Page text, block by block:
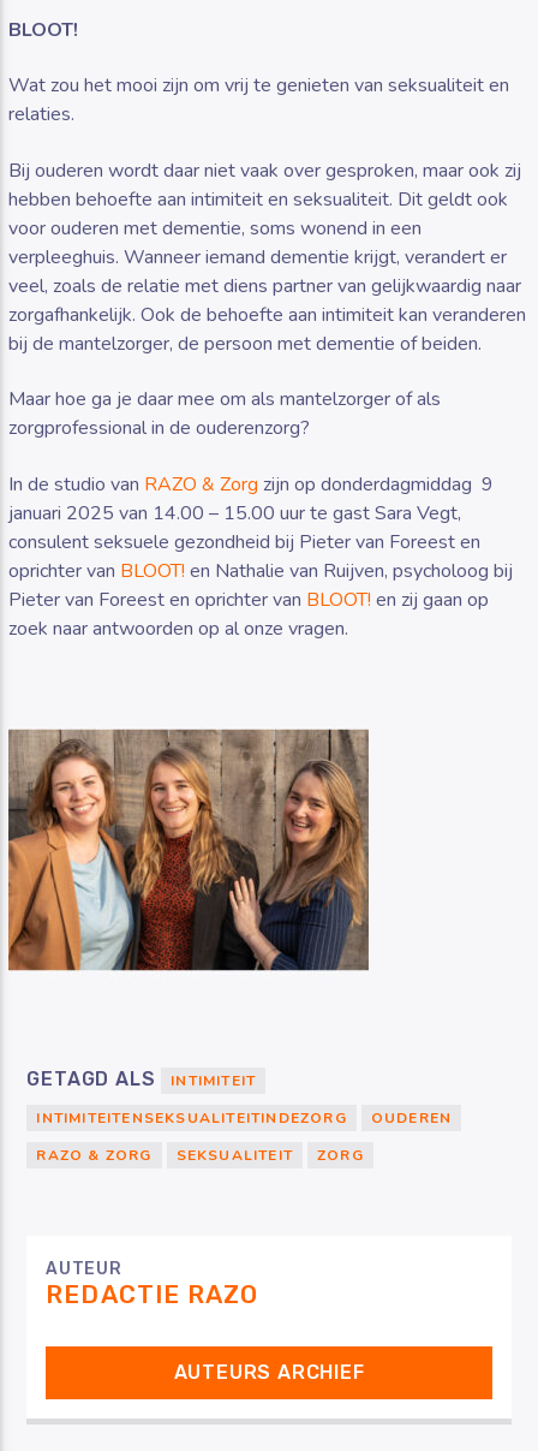
Luister RAZO online
BLOOT!
Wat zou het mooi zijn om vrij te genieten van seksualiteit en
relaties.
Bij ouderen wordt daar niet vaak over gesproken, maar ook zij
hebben behoefte aan intimiteit en seksualiteit. Dit geldt ook
voor ouderen met dementie, soms wonend in een
verpleeghuis. Wanneer iemand dementie krijgt, verandert er
veel, zoals de relatie met diens partner van gelijkwaardig naar
zorgafhankelijk. Ook de behoefte aan intimiteit kan veranderen
bij de mantelzorger, de persoon met dementie of beiden.
Maar hoe ga je daar mee om als mantelzorger of als
zorgprofessional in de ouderenzorg?
In de studio van RAZO & Zorg zijn op donderdagmiddag 9
januari 2025 van 14.00 – 15.00 uur te gast Sara Vegt,
consulent seksuele gezondheid bij Pieter van Foreest en
oprichter van BLOOT! en Nathalie van Ruijven, psycholoog bij
Pieter van Foreest en oprichter van BLOOT! en zij gaan op
zoek naar antwoorden op al onze vragen.
GETAGD ALS
INTIMITEIT
INTIMITEITENSEKSUALITEITINDEZORG
OUDEREN
RAZO & ZORG
SEKSUALITEIT ZORG
AUTEUR
REDACTIE RAZO
AUTEURS ARCHIEF